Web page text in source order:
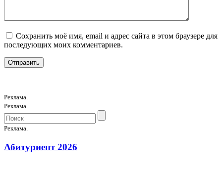
Сохранить моё имя, email и адрес сайта в этом браузере для
последующих моих комментариев.
Реклама.
Реклама.
Реклама.
Абитуриент 2026